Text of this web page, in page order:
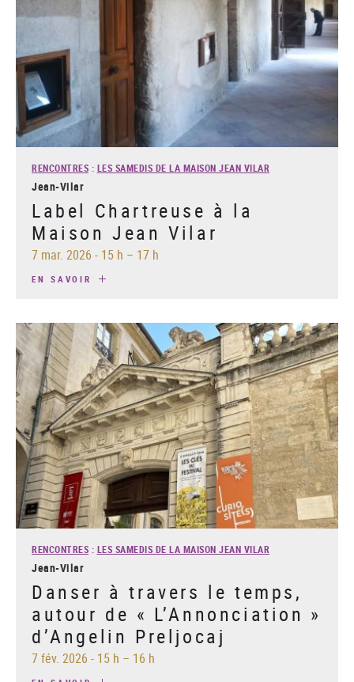
RENCONTRES : LES SAMEDIS DE LA MAISON JEAN VILAR
Jean-Vilar
Label Chartreuse à la
Maison Jean Vilar
7 mar. 2026 - 15 h – 17 h
EN SAVOIR
RENCONTRES : LES SAMEDIS DE LA MAISON JEAN VILAR
Jean-Vilar
Danser à travers le temps,
autour de « L’Annonciation »
d’Angelin Preljocaj
7 fév. 2026 - 15 h – 16 h